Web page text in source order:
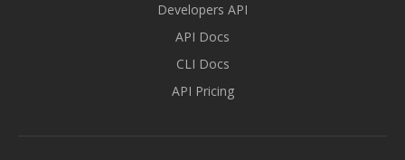
Developers API
API Docs
CLI Docs
API Pricing